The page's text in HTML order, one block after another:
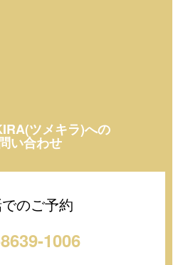
ツメキラ)への
い合わせ
のご予約
1006